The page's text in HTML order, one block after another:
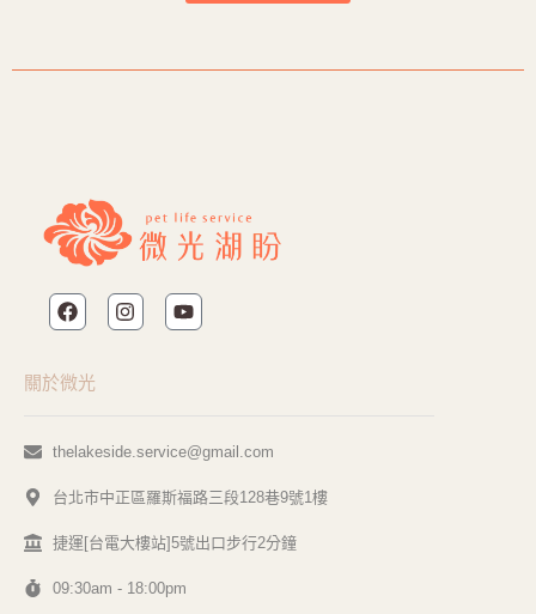
關於微光
thelakeside.service@gmail.com
台北市中正區羅斯福路三段128巷9號1樓
捷運[台電大樓站]5號出口步行2分鐘
09:30am - 18:00pm